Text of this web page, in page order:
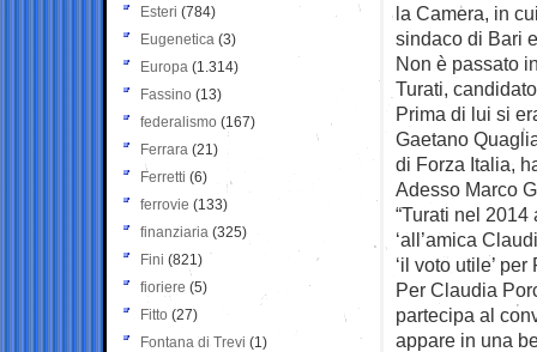
la Camera, in
sindaco di Bari
Non è passato
Turati,
Prima di lui si
Gaetano
di Forza Italia,
Adesso Marco
“Turati nel 2014
‘all’amica
‘il voto utile’
Per Claudia
partecipa al
appare in una
Esteri (784)
Eugenetica (3)
Europa (1.314)
Fassino (13)
federalismo (167)
Ferrara (21)
Ferretti (6)
ferrovie (133)
finanziaria (325)
Fini (821)
fioriere (5)
Fitto (27)
Fontana di Trevi (1)